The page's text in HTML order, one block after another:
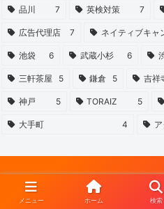
品川 7 英検対策 7
広告代理店 7 ネイティブキャ
池袋 6 武蔵小杉 6
三軒茶屋 5 鎌倉 5 吉祥
神戸 5 TORAIZ 5
大手町 4
メニュー ホーム 検索